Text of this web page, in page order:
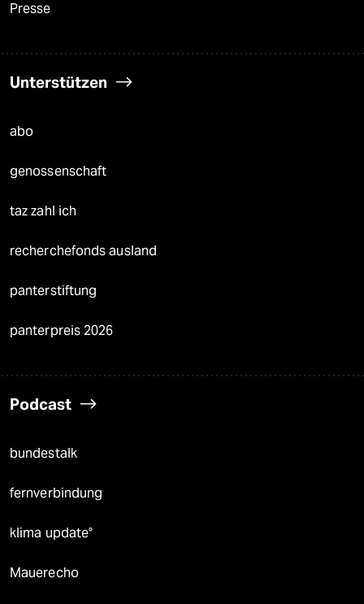
Presse
Unterstützen
abo
genossenschaft
taz zahl ich
recherchefonds ausland
panterstiftung
panterpreis 2026
Podcast
bundestalk
fernverbindung
klima update°
Mauerecho